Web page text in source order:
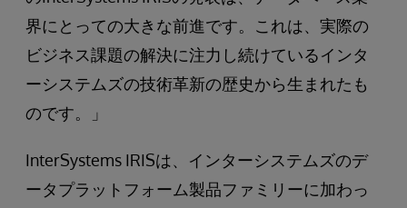
界にとっての大きな前進です。これは、実際の
ビジネス課題の解決に注力し続けているインタ
ーシステムズの技術革新の歴史から生まれたも
のです。」
InterSystems IRISは、インターシステムズのデ
ータプラットフォーム製品ファミリーに加わっ